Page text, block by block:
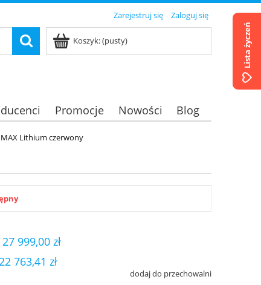
Zarejestruj się Zaloguj się
Koszyk:(pusty)
Promocje Nowości Blog
Lithium czerwony
27 999,00 zł
763,41 zł
dodaj do przechowalni
Lista życzeń